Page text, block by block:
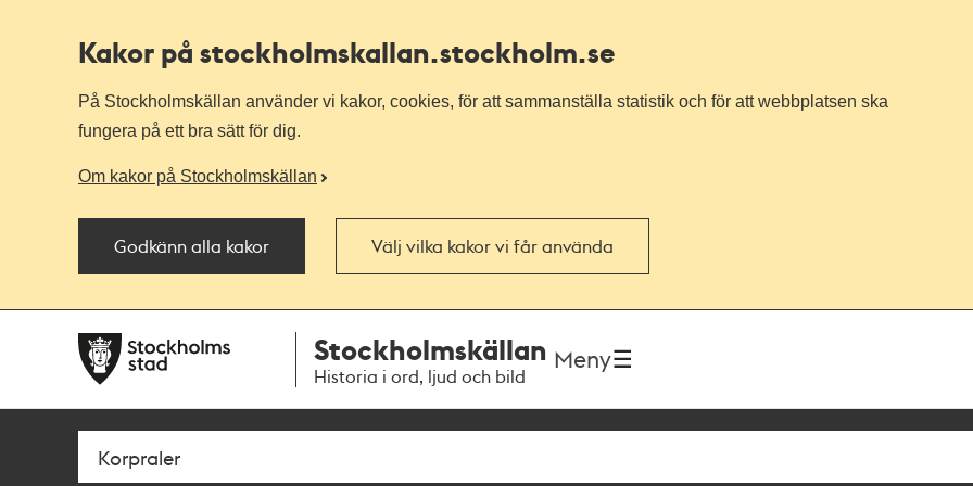
Kakor på stockholmskallan.stockholm.se
På Stockholmskällan använder vi kakor, cookies, för att sammanställa statistik och för att webbplatsen ska
fungera på ett bra sätt för dig.
Om kakor på Stockholmskällan
Godkänn alla kakor Välj vilka kakor vi får använda
navigationen
huvudinnehållet
Stockholmskällan
Historia i ord, ljud och bild
Meny
Sök